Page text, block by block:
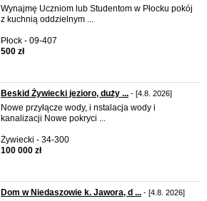
Wynajmę Uczniom lub Studentom w Płocku pokój
z kuchnią oddzielnym ...
Płock - 09-407
500 zł
Beskid Żywiecki jezioro, duży ... - [4.8. 2026]
Nowe przyłącze wody, i nstalacja wody i
kanalizacji Nowe pokryci ...
Żywiecki - 34-300
100 000 zł
Dom w Niedaszowie k. Jawora, d ... - [4.8. 2026]